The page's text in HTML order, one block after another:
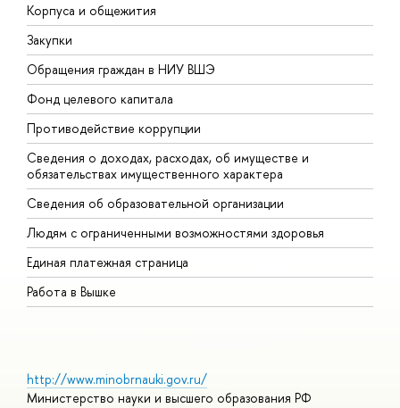
Корпуса и общежития
Закупки
Обращения граждан в НИУ ВШЭ
Фонд целевого капитала
Противодействие коррупции
Сведения о доходах, расходах, об имуществе и
обязательствах имущественного характера
Сведения об образовательной организации
Людям с ограниченными возможностями здоровья
Единая платежная страница
Работа в Вышке
http://www.minobrnauki.gov.ru/
Министерство науки и высшего образования РФ